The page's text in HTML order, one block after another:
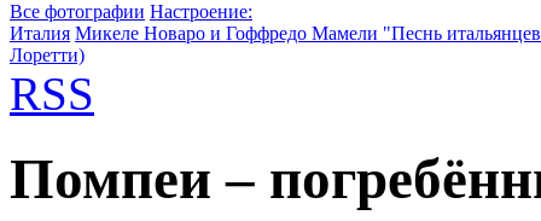
Все фотографии Настроение:
Италия Микеле Новаро и Гоффредо Мамели "Песнь
Лоретти)
RSS
Помпеи –